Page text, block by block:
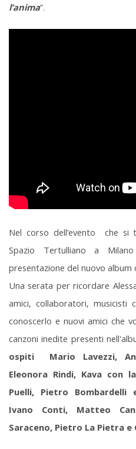
l’anima”.
Nel corso dell’evento che
Spazio Tertulliano a
presentazione del nuovo album
Una serata per ricordare
amici, collaboratori, musicisti
conoscerlo e nuovi amici che
canzoni inedite presenti
ospiti Mario Lavezzi,
Eleonora Rindi, Kava con
Puelli, Pietro
Ivano Conti, Matteo
Saraceno, Pietro La Pietra e